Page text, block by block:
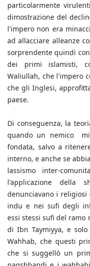
particolarmente
dimostrazione del
l'impero non era
ad allacciare alleanze
sorprendente quindi
dei primi islamisti,
Waliullah, che l'impero
che gli Inglesi,
paese.
Di conseguenza, la
quando un nemico
fondata, salvo a
interno, e anche se
lassismo inter-
l'applicazione della
denunciavano i
indu e nei sufi degli
essi stessi sufi del
di Ibn Taymiyya, e
Wahhab, che questi
che si suggellò un